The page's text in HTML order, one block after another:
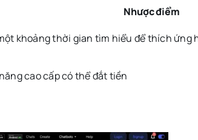
Nhược điểm
khoảng thời gian tìm hiểu để thích
cao cấp có thể đắt tiền